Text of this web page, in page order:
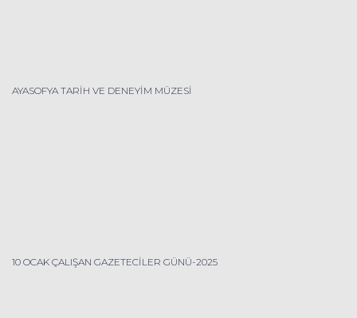
AYASOFYA TARİH VE DENEYİM MÜZESİ
10 OCAK ÇALIŞAN GAZETECİLER GÜNÜ-2025